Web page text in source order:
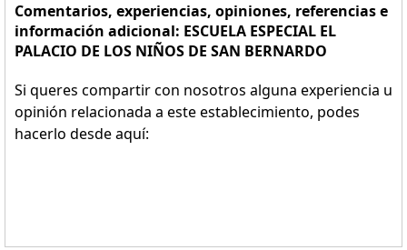
Comentarios, experiencias, opiniones, referencias e
información adicional: ESCUELA ESPECIAL EL
PALACIO DE LOS NIÑOS DE SAN BERNARDO
Si queres compartir con nosotros alguna experiencia u
opinión relacionada a este establecimiento, podes
hacerlo desde aquí: